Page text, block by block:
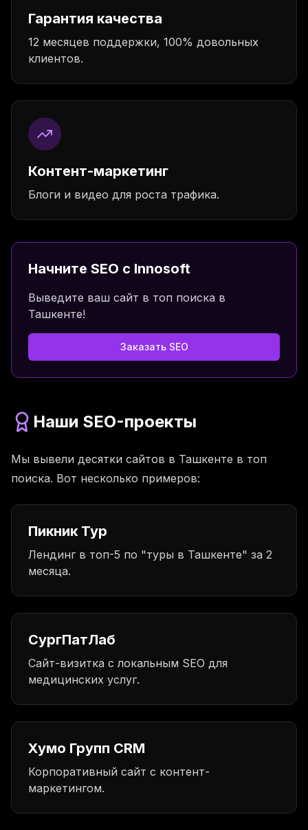
Гарантия качества
12 месяцев поддержки, 100% довольных
клиентов.
Контент-маркетинг
Блоги и видео для роста трафика.
Начните SEO с Innosoft
Выведите ваш сайт в топ поиска в
Ташкенте!
Заказать SEO
Наши SEO-проекты
Мы вывели десятки сайтов в Ташкенте в топ
поиска. Вот несколько примеров:
Пикник Тур
Лендинг в топ-5 по "туры в Ташкенте" за 2
месяца.
СургПатЛаб
Сайт-визитка с локальным SEO для
медицинских услуг.
Хумо Групп CRM
Корпоративный сайт с контент-
маркетингом.